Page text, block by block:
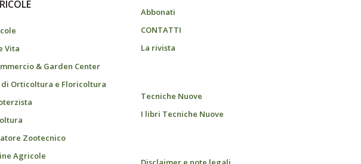
Vita
& Garden Center
di Orticoltura e Floricoltura
Zootecnico
Agricole
Abbonati
CONTATTI
La rivista
Tecniche Nuove
I libri Tecniche Nuove